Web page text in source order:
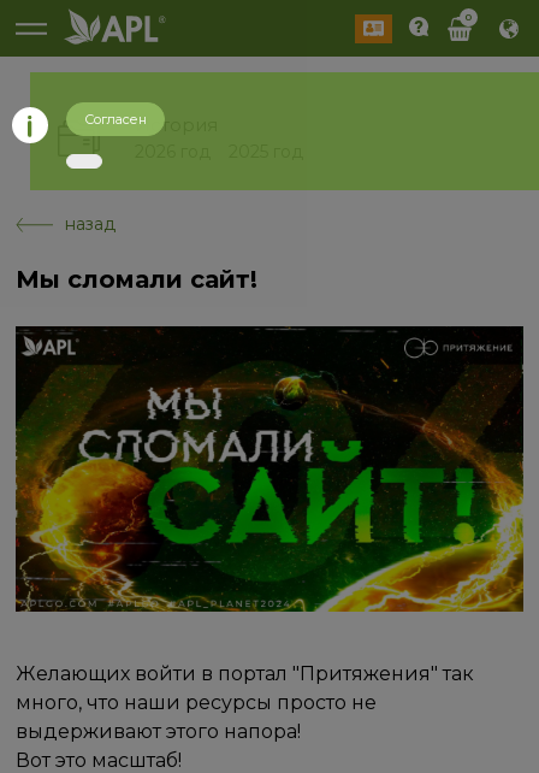
0
История
назад
Мы сломали сайт!
Желающих войти в портал "Притяжения" так
много, что наши ресурсы просто не
выдерживают этого напора!
Вот это масштаб!
Согласен